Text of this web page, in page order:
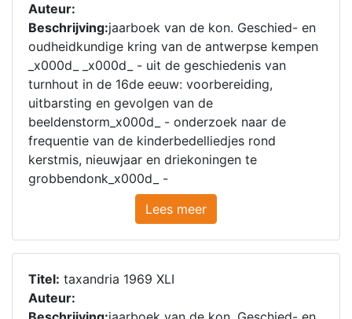
Auteur:
Beschrijving:jaarboek van de kon. Geschied- en
oudheidkundige kring van de antwerpse kempen
_x000d_ _x000d_ - uit de geschiedenis van
turnhout in de 16de eeuw: voorbereiding,
uitbarsting en gevolgen van de
beeldenstorm_x000d_ - onderzoek naar de
frequentie van de kinderbedelliedjes rond
kerstmis, nieuwjaar en driekoningen te
grobbendonk_x000d_ -
Lees meer
Titel: taxandria 1969 XLI
Auteur: